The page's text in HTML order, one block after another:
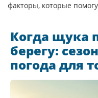
факторы, которые
Когда щука
берегу:
погода для